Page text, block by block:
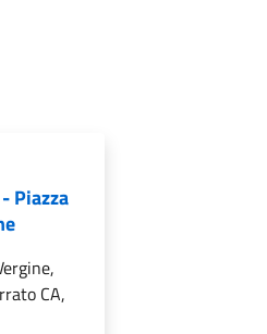
Piazza
CA,